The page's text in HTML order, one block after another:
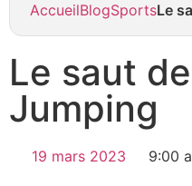
AccueilBlogSportsLe
Le saut
Jumping
19 mars 2023 9:00